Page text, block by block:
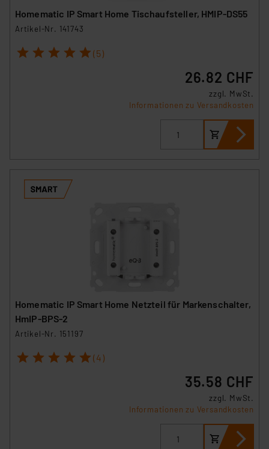
Homematic IP Smart Home Tischaufsteller, HMIP-DS55
Artikel-Nr. 141743
1 2 3 4 5 (5)
26.82 CHF
zzgl. MwSt.
Informationen zu Versandkosten
Homematic IP Smart Home Netzteil für Markenschalter,
HmIP-BPS-2
Artikel-Nr. 151197
1 2 3 4 5 (4)
35.58 CHF
zzgl. MwSt.
Informationen zu Versandkosten